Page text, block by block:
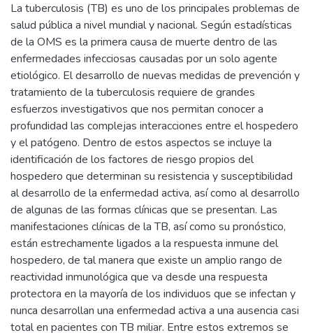
La tuberculosis (TB) es uno de los principales problemas de
salud pública a nivel mundial y nacional. Según estadísticas
de la OMS es la primera causa de muerte dentro de las
enfermedades infecciosas causadas por un solo agente
etiológico. El desarrollo de nuevas medidas de prevención y
tratamiento de la tuberculosis requiere de grandes
esfuerzos investigativos que nos permitan conocer a
profundidad las complejas interacciones entre el hospedero
y el patógeno. Dentro de estos aspectos se incluye la
identificación de los factores de riesgo propios del
hospedero que determinan su resistencia y susceptibilidad
al desarrollo de la enfermedad activa, así como al desarrollo
de algunas de las formas clínicas que se presentan. Las
manifestaciones clínicas de la TB, así como su pronóstico,
están estrechamente ligados a la respuesta inmune del
hospedero, de tal manera que existe un amplio rango de
reactividad inmunológica que va desde una respuesta
protectora en la mayoría de los individuos que se infectan y
nunca desarrollan una enfermedad activa a una ausencia casi
total en pacientes con TB miliar. Entre estos extremos se